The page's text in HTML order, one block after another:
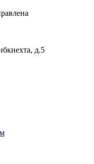
д.5